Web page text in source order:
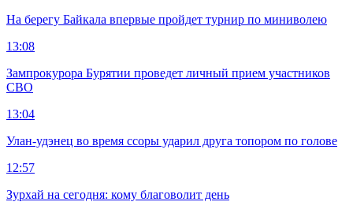
На берегу Байкала впервые пройдет турнир по миниволею
13:08
Зампрокурора Бурятии проведет личный прием участников
СВО
13:04
Улан-удэнец во время ссоры ударил друга топором по голове
12:57
Зурхай на сегодня: кому благоволит день